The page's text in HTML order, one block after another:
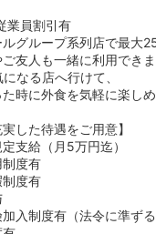
員割引有
グループ系列店で最大
友人も一緒に利用できま
なる店へ行けて、
時に外食を気軽に楽しめ
実した待遇をご用意】
定支給（月5万円迄）
制度有
制度有
加入制度有（法令に準ずる